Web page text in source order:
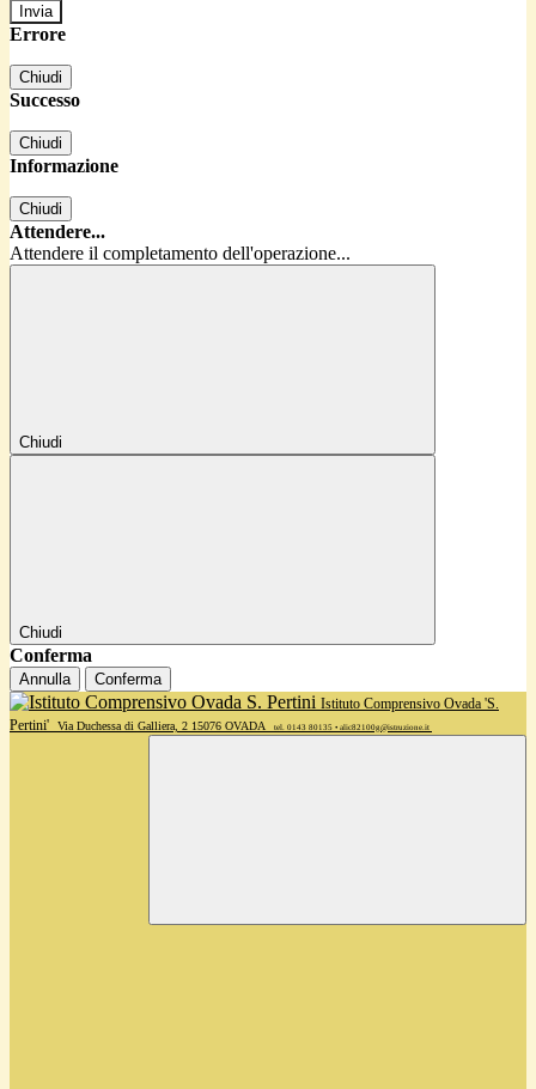
Errore
Chiudi
Successo
Chiudi
Informazione
Chiudi
Attendere...
Attendere il completamento dell'operazione...
Chiudi
Chiudi
Conferma
Annulla Conferma
Istituto Comprensivo Ovada 'S.
Pertini'
Via Duchessa di Galliera, 2 15076 OVADA tel. 0143 80135 • alic82100g@istruzione.it